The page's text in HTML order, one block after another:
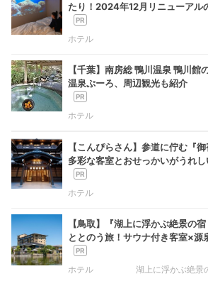
たり！2024年12月リニューアル
ホテル
【千葉】南房総 鴨川温泉 鴨川館
温泉ぷーろ、周辺観光も紹介
ホテル
【こんぴらさん】参道に佇む『
多彩な客室とおせっかいがうれし
ホテル
【鳥取】『湖上に浮かぶ絶景の
ととのう旅！サウナ付き客室×源
ホテル 湖上に浮かぶ絶